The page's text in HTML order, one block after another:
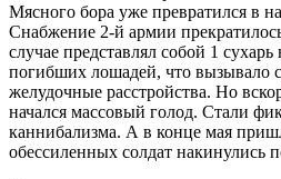
Мясного бора уже превратился в
Снабжение 2-й армии
случае представлял собой 1
погибших лошадей, что вызывало
желудочные расстройства. Но
начался массовый голод. Стали
каннибализма. А в конце мая
обессиленных солдат накинулись